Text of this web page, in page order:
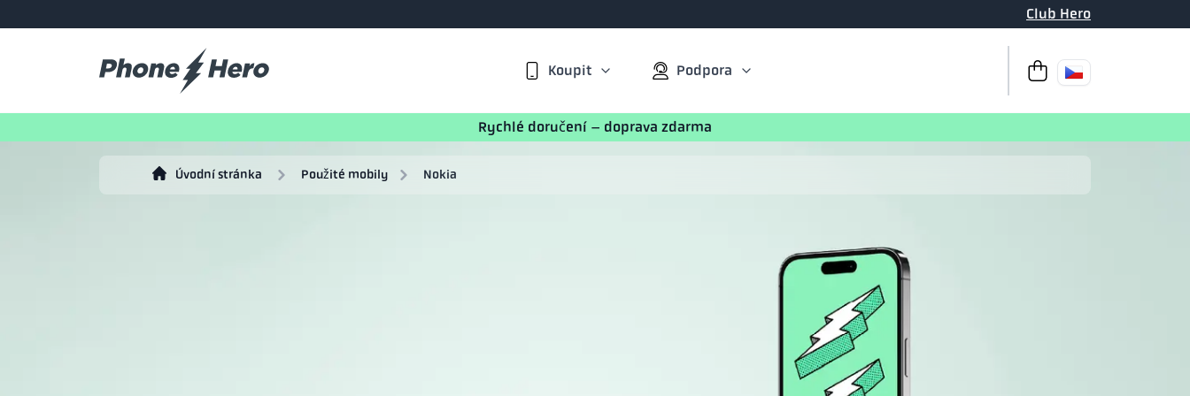
Club Hero
Koupit Podpora
K pokladně Váš košík je
Rychlé doručení – doprava zdarma
Úvodní stránka Použité mobily Nokia